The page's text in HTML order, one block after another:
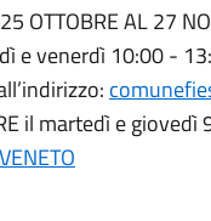
OTTOBRE AL 27
e venerdì 10:00 -
il martedì e